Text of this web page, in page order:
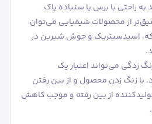
راحتی با برس یا سنباده پاک
از محصولات شیمیایی می‌توان
اسیدسیتریک و جوش شیرین در
زدگی می‌تواند اعتبار یک
با زنگ زدن محصول و از بین رفتن
تولیدکننده از بین رفته و موجب کاهش